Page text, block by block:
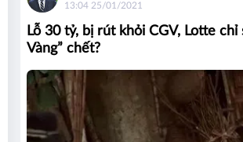
13:04 25/01/2021
Lỗ 30 tỷ, bị rút khỏi CGV, Lotte
Vàng” chết?